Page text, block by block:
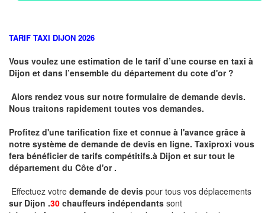
TARIF TAXI DIJON 2026
Vous voulez une estimation de le tarif d’une course en taxi à
Dijon et dans l’ensemble du département du cote d'or ?
Alors rendez vous sur notre formulaire de demande devis.
Nous traitons rapidement toutes vos demandes.
Profitez d'une tarification fixe et connue à l'avance grâce à
notre système de demande de devis en ligne. Taxiproxi vous
fera bénéficier de tarifs compétitifs.à Dijon et sur tout le
département du Côte d'or .
Effectuez votre demande de devis pour tous vos déplacements
sur Dijon .30 chauffeurs indépendants sont